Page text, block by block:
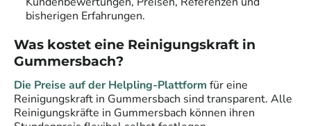
bisherigen Erfahrungen.
Was kostet eine Reinigungskraft in
Gummersbach?
Die Preise auf der Helpling-Plattform für eine
Reinigungskraft in Gummersbach sind transparent. Alle
Reinigungskräfte in Gummersbach können ihren